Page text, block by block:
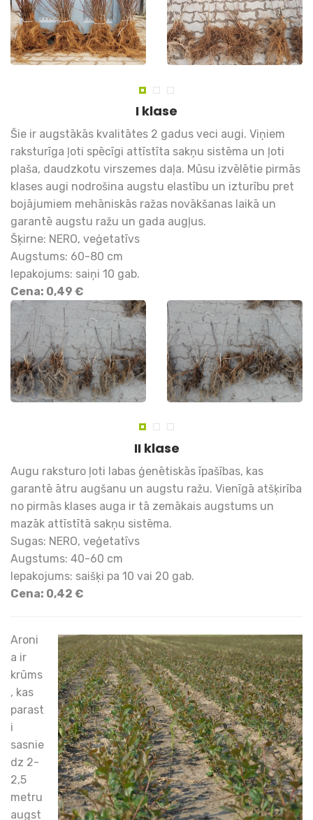
I klase
Šie ir augstākās kvalitātes 2 gadus veci augi. Viņiem
raksturīga ļoti spēcīgi attīstīta sakņu sistēma un ļoti
plaša, daudzkotu virszemes daļa. Mūsu izvēlētie pirmās
klases augi nodrošina augstu elastību un izturību pret
bojājumiem mehāniskās ražas novākšanas laikā un
garantē augstu ražu un gada augļus.
Šķirne: NERO, veģetatīvs
Augstums: 60-80 cm
Iepakojums: saiņi 10 gab.
Cena: 0,49 €
II klase
Augu raksturo ļoti labas ģenētiskās īpašības, kas
garantē ātru augšanu un augstu ražu. Vienīgā atšķirība
no pirmās klases auga ir tā zemākais augstums un
mazāk attīstītā sakņu sistēma.
Sugas: NERO, veģetatīvs
Augstums: 40-60 cm
Iepakojums: saišķi pa 10 vai 20 gab.
Cena: 0,42 €
Aroni
a ir
krūms
, kas
parast
i
sasnie
dz 2-
2,5
metru
augst